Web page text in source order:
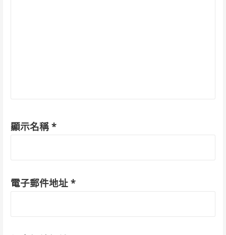
顯示名稱 *
電子郵件地址 *